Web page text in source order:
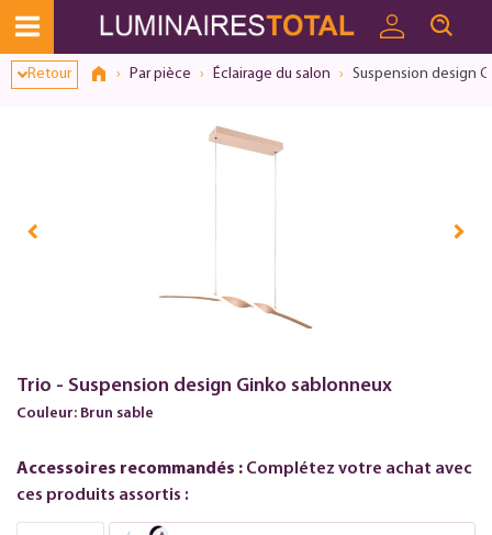
Retour Par pièce Éclairage du salon Suspension design
Trio - Suspension design Ginko sablonneux
Couleur: Brun sable
Accessoires recommandés : Complétez votre achat avec
ces produits assortis :